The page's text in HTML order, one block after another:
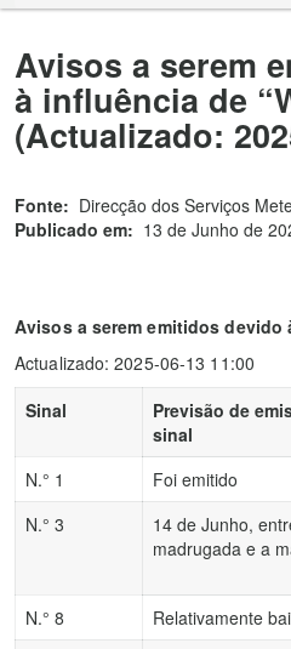
Avisos a serem
à influência de
(Actualizado:
Fonte: Direcção dos Serviços
Publicado em: 13 de Junho de
Avisos a serem emitidos
Actualizado: 2025-06-13 11:00
Sinal
Previsão de
sinal
N.° 1
Foi emitido
N.° 3
14 de Junho,
madrugada e a
N.° 8
Relativamente